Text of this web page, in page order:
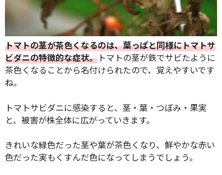
検索
リセット
トマトの茎が茶色くなるのは、葉っぱと同様にトマトサ
ビダニの特徴的な症状。 トマトの茎が鉄でサビたように
茶色くなることから名付けられたので、覚えやすいです
ね。
トマトサビダニに感染すると、茎・葉・つぼみ・果実
と、被害が株全体に広がっていきます。
きれいな緑色だった茎や葉が茶色くなり、鮮やかな赤い
色だった実もくすんだ色になってしまうでしょう。